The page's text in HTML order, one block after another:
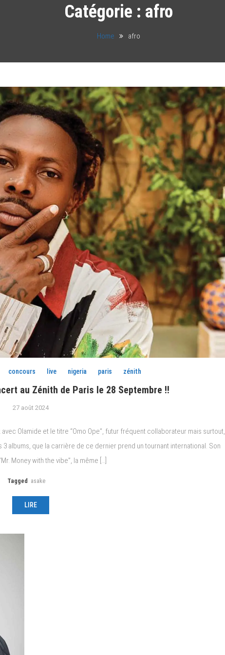
Catégorie : afro
Home afro
concours live nigeria paris zénith
au Zénith de Paris le 28 Septembre !!
27 août 2024
Olamide et le titre “Omo Ope”, futur fréquent collaborateur mais surtout,
albums, que la carrière de ce dernier prend un tournant international. Son
Money with the vibe”, la même […]
Tagged asake
LIRE